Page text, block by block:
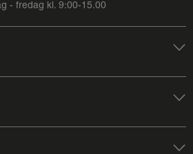
- fredag kl. 9:00-15.00